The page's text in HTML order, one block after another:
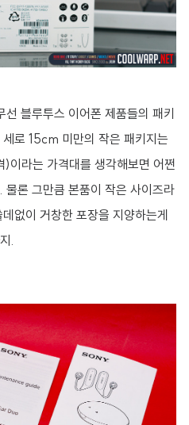
블루투스 이어폰 제품들의 패키
로 15cm 미만의 작은 패키지는
이라는 가격대를 생각해보면 어쩐
론 그만큼 본품이 작은 사이즈라
없이 거창한 포장을 지양하는게
.